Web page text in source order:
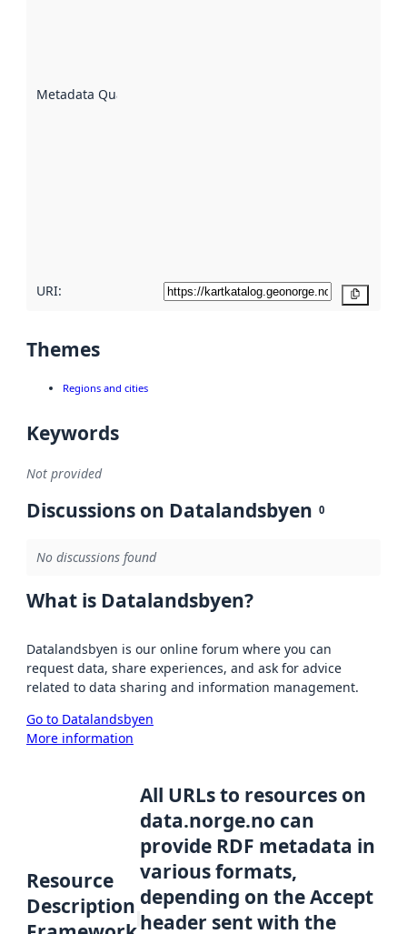
Metadata Quality
URI:
Themes
Regions and cities
Keywords
Not provided
Discussions on Datalandsbyen 0
No discussions found
What is Datalandsbyen?
Datalandsbyen is our online forum where you can
request data, share experiences, and ask for advice
related to data sharing and information management.
Go to Datalandsbyen
More information
Resource
Description
All URLs to resources on
data.norge.no can
provide RDF metadata in
various formats,
depending on the Accept
header sent with the